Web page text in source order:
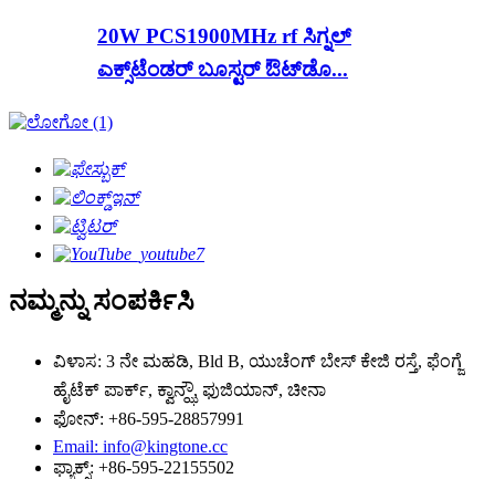
20W PCS1900MHz rf ಸಿಗ್ನಲ್
ಎಕ್ಸ್‌ಟೆಂಡರ್ ಬೂಸ್ಟರ್ ಔಟ್‌ಡೊ...
ನಮ್ಮನ್ನು ಸಂಪರ್ಕಿಸಿ
ವಿಳಾಸ: 3 ನೇ ಮಹಡಿ, Bld B, ಯುಚೆಂಗ್ ಬೇಸ್ ಕೇಜಿ ರಸ್ತೆ, ಫೆಂಗ್ಜೆ
ಹೈಟೆಕ್ ಪಾರ್ಕ್, ಕ್ವಾನ್ಝೌ, ಫುಜಿಯಾನ್, ಚೀನಾ
ಫೋನ್: +86-595-28857991
Email: info@kingtone.cc
ಫ್ಯಾಕ್ಸ್: +86-595-22155502